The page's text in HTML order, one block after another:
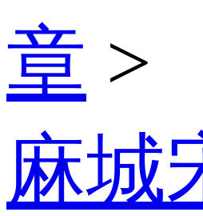
章 >
麻城